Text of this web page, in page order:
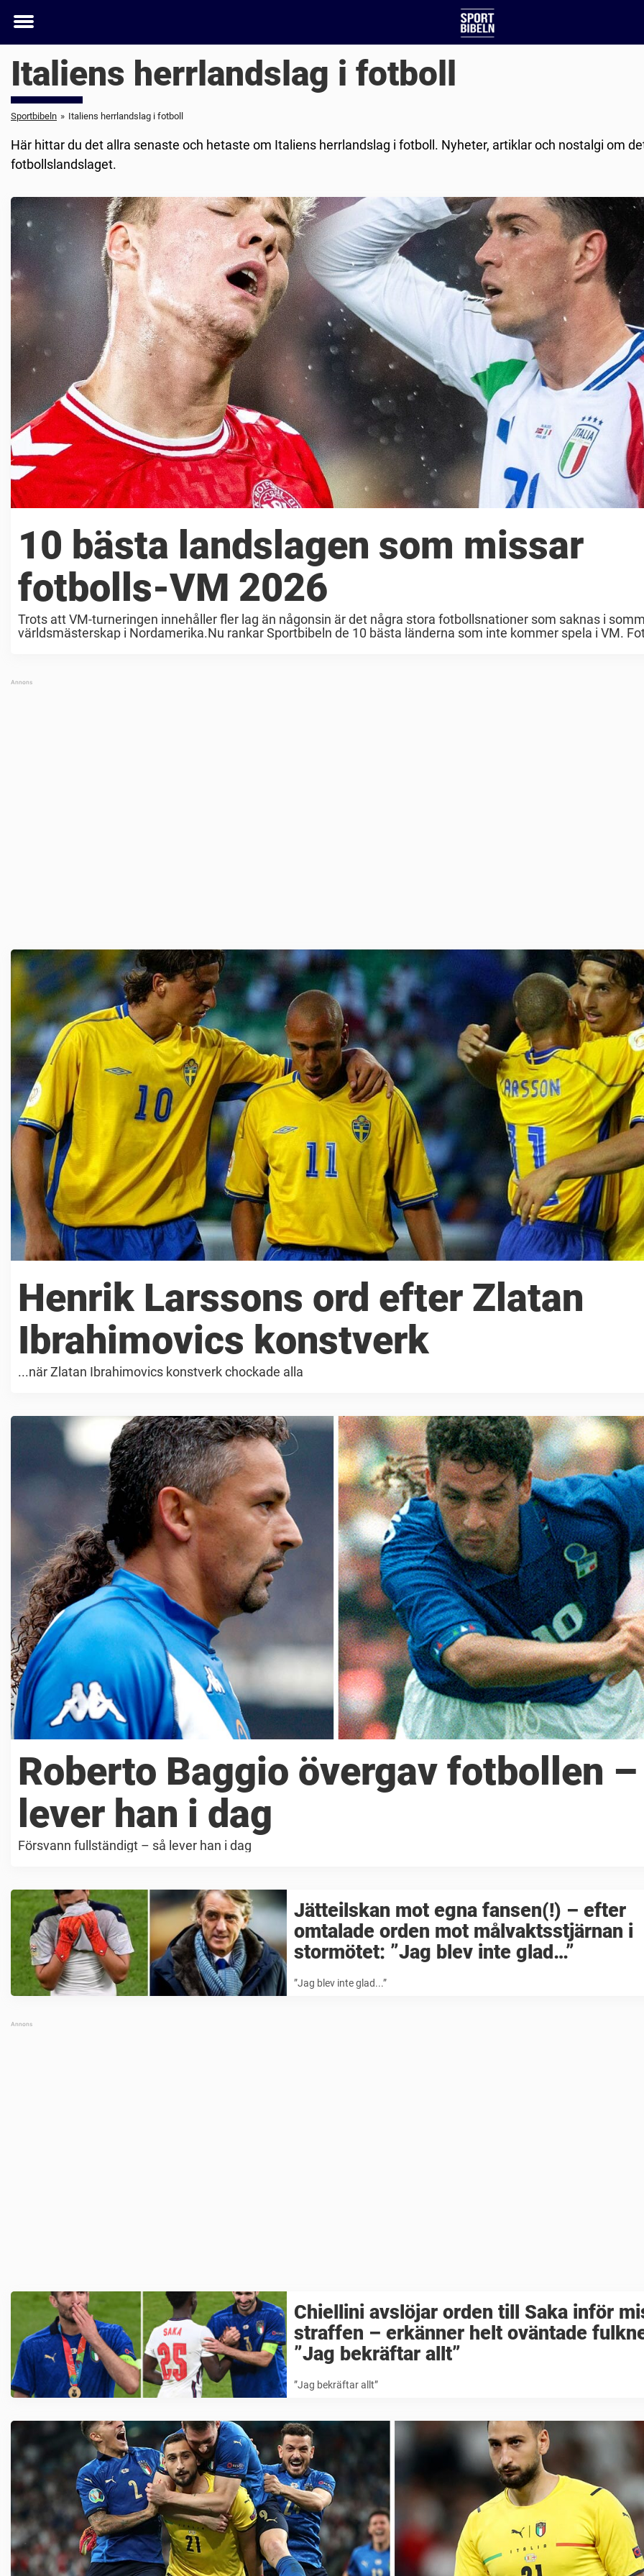
Toggle
Italiens herrlandslag i fotboll
Sportbibeln » Italiens herrlandslag i fotboll
Här hittar du det allra senaste och hetaste om Italiens herrlandslag i fotboll. Nyheter, artiklar och nostalgi om
fotbollslandslaget.
10 bästa landslagen som missar
fotbolls-VM 2026
Trots att VM-turneringen innehåller fler lag än någonsin är det några stora fotbollsnationer som saknas i
världsmästerskap i Nordamerika.Nu rankar Sportbibeln de 10 bästa länderna som inte kommer spela i VM.
Henrik Larssons ord efter Zlatan
Ibrahimovics konstverk
...när Zlatan Ibrahimovics konstverk chockade alla
Roberto Baggio övergav fotbollen
lever han i dag
Försvann fullständigt – så lever han i dag
Jätteilskan mot egna fansen(!) – efter
omtalade orden mot målvaktsstjärnan i
stormötet: ”Jag blev inte glad…”
”Jag blev inte glad...”
Chiellini avslöjar orden till Saka inför
straffen – erkänner helt oväntade
”Jag bekräftar allt”
”Jag bekräftar allt”